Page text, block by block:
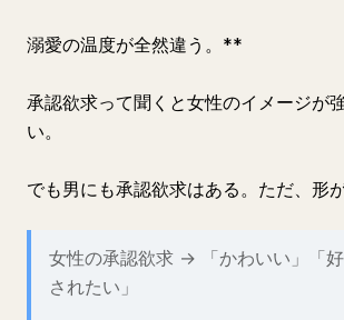
溺愛の温度が全然違う。**
承認欲求って聞くと女性のイメージが
い。
でも男にも承認欲求はある。ただ、形
女性の承認欲求 → 「かわいい」「
されたい」